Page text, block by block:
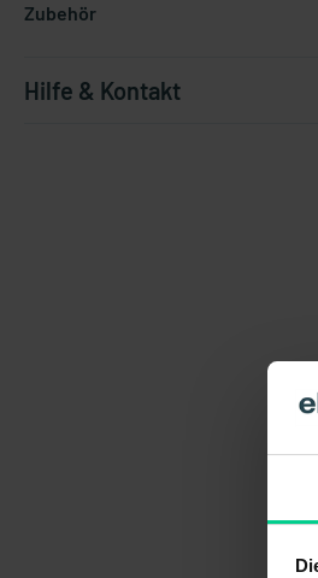
Zubehör
Hilfe & Kontakt